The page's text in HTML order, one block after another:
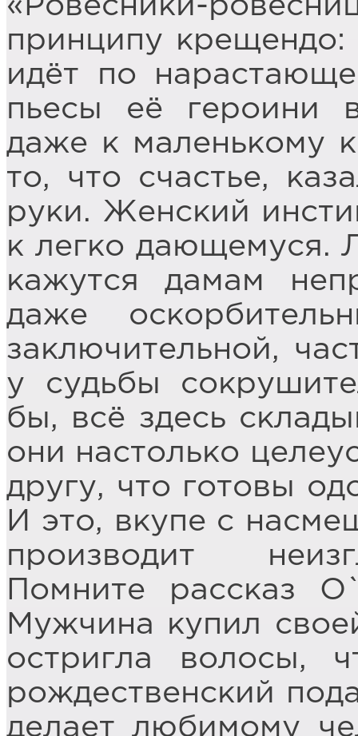
«Ровесники-
принципу крещендо:
идёт по
пьесы её героини
даже к маленькому
то, что счастье,
руки. Женский
к легко дающемуся.
кажутся дамам
даже
заключительной,
у судьбы
бы, всё здесь
они настолько
другу, что готовы
И это, вкупе с
производит
Помните рассказ
Мужчина купил
остригла волосы,
рождественский
делает любимому